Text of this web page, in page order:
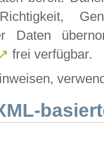
Daten
frei verfügbar.